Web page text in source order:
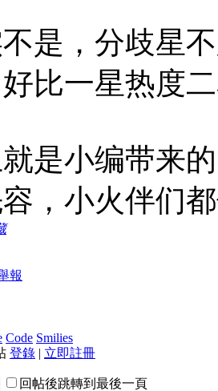
是，分歧星
比一星热度
是小编带来
，小火伴们
報
Code Smilies
登錄 | 立即註冊
回帖後跳轉到最後一頁